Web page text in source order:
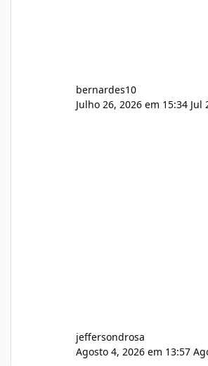
bernardes10
Julho 26, 2026 em 15:34 Jul
jeffersondrosa
Agosto 4, 2026 em 13:57